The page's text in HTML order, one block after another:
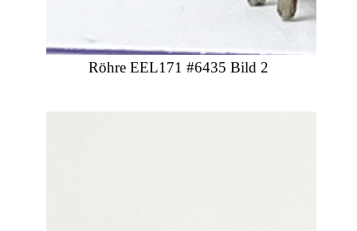
Röhre EEL171 #6435 Bild 2